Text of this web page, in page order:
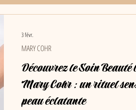
Découvrez le Soin
Mary Cohr : un rituel
peau éclatante
MARY COHR
3 févr.